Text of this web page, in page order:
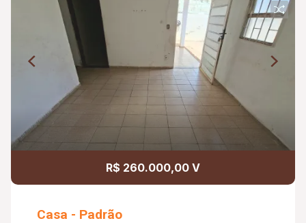
R$ 260.000,00 V
Casa - Padrão